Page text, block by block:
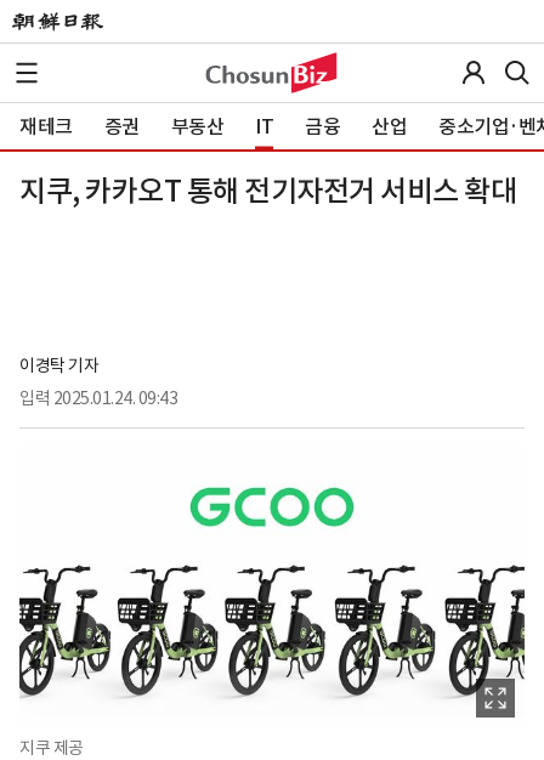
재테크 증권 부동산 IT 금융 산업 중소기업·벤
지쿠, 카카오T 통해 전기자전거 서비스 확대
이경탁 기자
입력 2025.01.24. 09:43
지쿠 제공